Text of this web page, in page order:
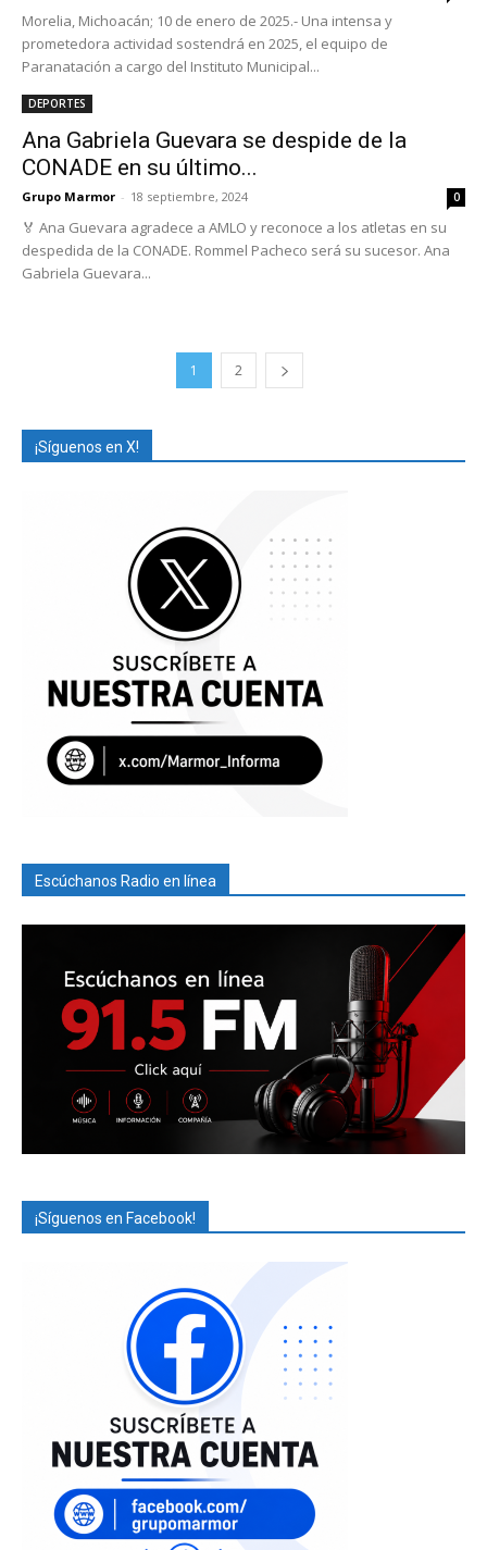
Morelia, Michoacán; 10 de enero de 2025.- Una intensa y
prometedora actividad sostendrá en 2025, el equipo de
Paranatación a cargo del Instituto Municipal...
DEPORTES
Ana Gabriela Guevara se despide de la
CONADE en su último...
Grupo Marmor - 18 septiembre, 2024 0
🏅 Ana Guevara agradece a AMLO y reconoce a los atletas en su
despedida de la CONADE. Rommel Pacheco será su sucesor. Ana
Gabriela Guevara...
1 2
¡Síguenos en X!
Escúchanos Radio en línea
¡Síguenos en Facebook!